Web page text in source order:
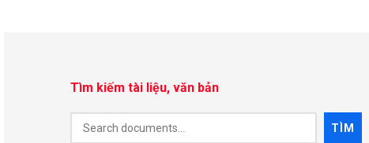
Tìm kiếm tài liệu, văn bản
TÌM